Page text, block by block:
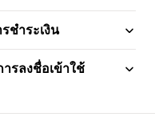
ชำระเงิน
รลงชื่อเข้าใช้